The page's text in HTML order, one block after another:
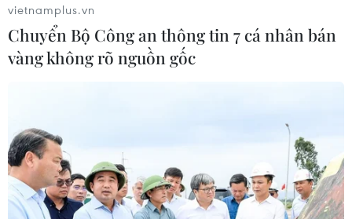
vietnamplus.vn
Chuyển Bộ Công an thông tin 7 cá nhân bán
vàng không rõ nguồn gốc